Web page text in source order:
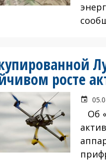
росте
Об